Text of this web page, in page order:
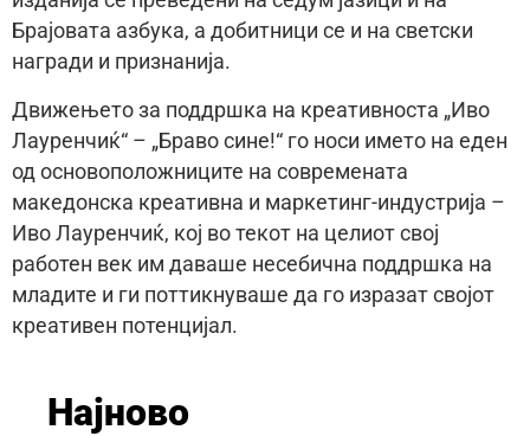
Брајовата азбука, а добитници се и на светски
награди и признанија.
Движењето за поддршка на креативноста „Иво
Лауренчиќ“ – „Браво сине!“ го носи името на еден
од основоположниците на современата
македонска креативна и маркетинг-индустрија –
Иво Лауренчиќ, кој во текот на целиот свој
работен век им даваше несебична поддршка на
младите и ги поттикнуваше да го изразат својот
креативен потенцијал.
Најново